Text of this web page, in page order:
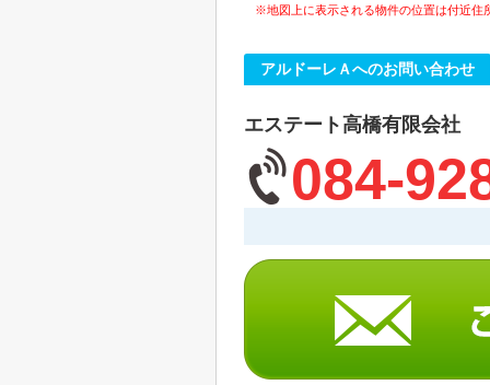
※地図上に表示される物件の位置は付近住
アルドーレＡへのお問い合わせ
エステート高橋有限会社
084-